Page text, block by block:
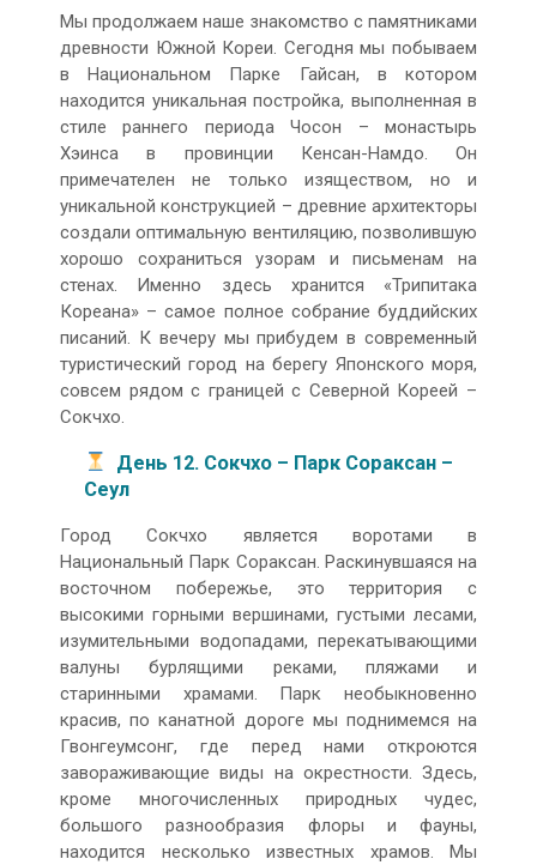
Мы продолжаем наше знакомство с памятниками
древности Южной Кореи. Сегодня мы побываем
в Национальном Парке Гайсан, в котором
находится уникальная постройка, выполненная в
стиле раннего периода Чосон – монастырь
Хэинса в провинции Кенсан-Намдо. Он
примечателен не только изяществом, но и
уникальной конструкцией – древние архитекторы
создали оптимальную вентиляцию, позволившую
хорошо сохраниться узорам и письменам на
стенах. Именно здесь хранится «Трипитака
Кореана» – самое полное собрание буддийских
писаний. К вечеру мы прибудем в современный
туристический город на берегу Японского моря,
совсем рядом с границей с Северной Кореей –
Сокчхо.
День 12. Сокчхо – Парк Сораксан –
Сеул
Город Сокчхо является воротами в
Национальный Парк Сораксан. Раскинувшаяся на
восточном побережье, это территория с
высокими горными вершинами, густыми лесами,
изумительными водопадами, перекатывающими
валуны бурлящими реками, пляжами и
старинными храмами. Парк необыкновенно
красив, по канатной дороге мы поднимемся на
Гвонгеумсонг, где перед нами откроются
завораживающие виды на окрестности. Здесь,
кроме многочисленных природных чудес,
большого разнообразия флоры и фауны,
находится несколько известных храмов. Мы